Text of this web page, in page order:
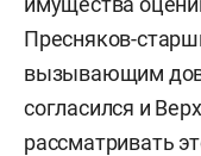
Пресняков-
вызывающим
согласился и
рассматривать